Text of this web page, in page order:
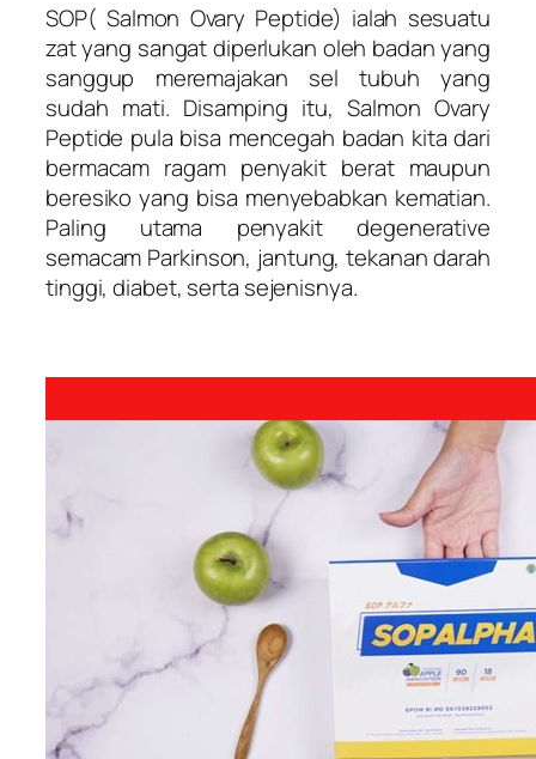
SOP( Salmon Ovary Peptide) ialah sesuatu
zat yang sangat diperlukan oleh badan yang
sanggup meremajakan sel tubuh yang
sudah mati. Disamping itu, Salmon Ovary
Peptide pula bisa mencegah badan kita dari
bermacam ragam penyakit berat maupun
beresiko yang bisa menyebabkan kematian.
Paling utama penyakit degenerative
semacam Parkinson, jantung, tekanan darah
tinggi, diabet, serta sejenisnya.